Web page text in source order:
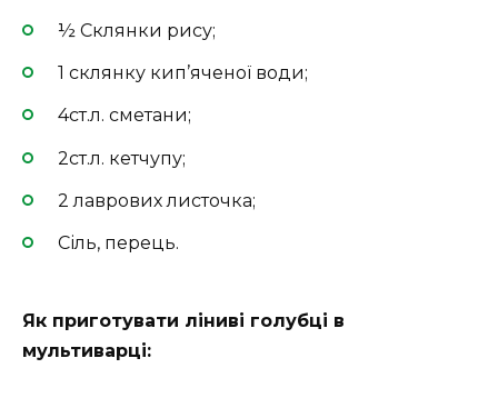
½ Склянки рису;
1 склянку кип’яченої води;
4ст.л. сметани;
2ст.л. кетчупу;
2 лаврових листочка;
Сіль, перець.
Як приготувати ліниві голубці в
мультиварці: